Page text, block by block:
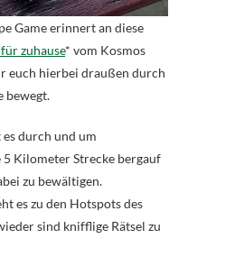
zuhause* vom Kosmos
euch hierbei draußen durch
bewegt.
es durch und um
5 Kilometer Strecke bergauf
zu bewältigen.
es zu den Hotspots des
sind knifflige Rätsel zu